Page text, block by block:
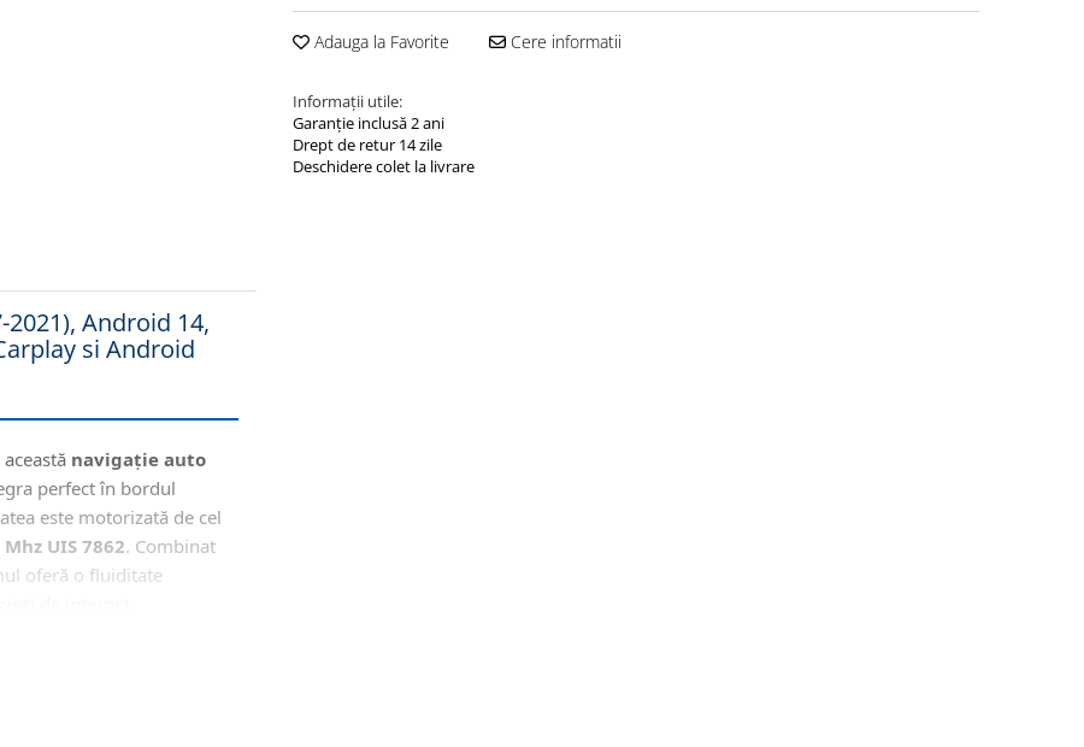
Adauga la Favorite Cere informatii
Informații utile:
Garanție inclusă 2 ani
Drept de retur 14 zile
Deschidere colet la livrare
2021), Android 14,
si Android
navigație auto
perfect în bordul
este motorizată de cel
UIS 7862. Combinat
oferă o fluiditate